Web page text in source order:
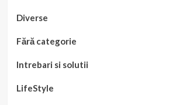
Diverse
Fără categorie
Intrebari si solutii
LifeStyle